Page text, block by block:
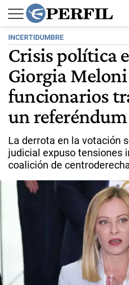
INCERTIDUMBRE
Crisis política
Giorgia
funcionarios
un
La derrota en la votación
judicial expuso tensiones
coalición de